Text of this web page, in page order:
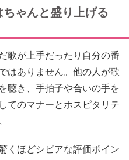
ゃんと盛り上げる
歌が上手だったり自分の番
はありません。他の人が歌
聴き、手拍子や合いの手を
てのマナーとホスピタリテ
くほどシビアな評価ポイン